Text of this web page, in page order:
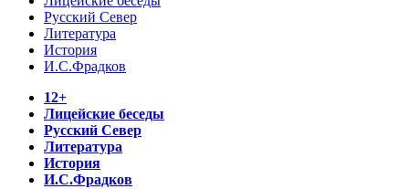
Русский Север
Литература
История
И.С.Фрадков
12+
Лицейские беседы
Русский Север
Литература
История
И.С.Фрадков